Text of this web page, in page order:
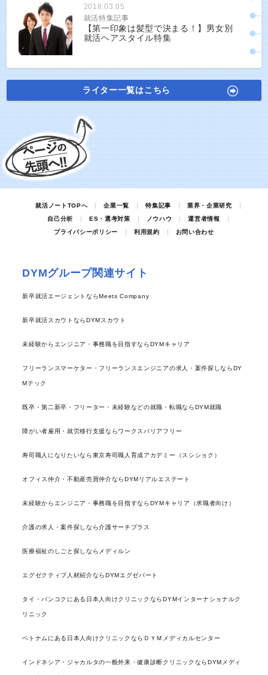
2018.03.05
就活特集記事
【第一印象は髪型で決まる！】男女別
就活ヘアスタイル特集
ライター一覧はこちら
就活ノートTOPへ 企業一覧 特集記事
業界・企業研究
自己分析
ES・選考対策 ノウハウ
運営者情報
プライバシーポリシー
利用規約 お問い合わせ
DYMグループ関連サイト
新卒就活エージェントならMeets Company
新卒就活スカウトならDYMスカウト
未経験からエンジニア・事務職を目指すならDYMキャリア
フリーランスマーケター・フリーランスエンジニアの求人・案件探しならDY
Mテック
既卒・第二新卒・フリーター・未経験などの就職・転職ならDYM就職
障がい者雇用・就労移行支援ならワークスバリアフリー
寿司職人になりたいなら東京寿司職人育成アカデミー（スシショク）
オフィス仲介・不動産売買仲介ならDYMリアルエステート
未経験からエンジニア・事務職を目指すならDYMキャリア（求職者向け）
介護の求人・案件探しなら介護サーチプラス
医療福祉のしごと探しならメディルン
エグゼクティブ人材紹介ならDYMエグゼパート
タイ・バンコクにある日本人向けクリニックならDYMインターナショナルク
リニック
ベトナムにある日本人向けクリニックならＤＹＭメディカルセンター
インドネシア・ジャカルタの一般外来・健康診断クリニックならDYMメディ